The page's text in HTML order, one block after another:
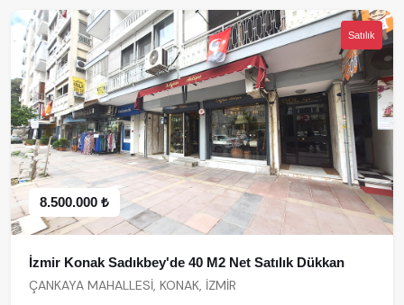
Satılık
8.500.000 ₺
İzmir Konak Sadıkbey'de 40 M2 Net Satılık Dükkan
ÇANKAYA MAHALLESİ, KONAK, İZMİR